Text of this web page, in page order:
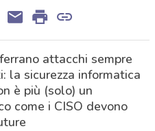
attacchi sempre
la sicurezza informatica
è più (solo) un
come i CISO devono